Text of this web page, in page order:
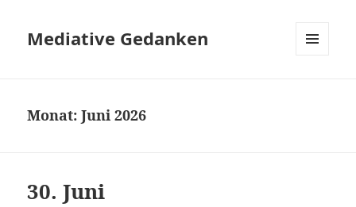
Mediative Gedanken
Monat:Juni 2026
30. Juni